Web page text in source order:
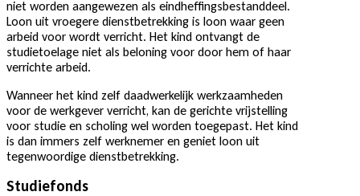
niet worden aangewezen als eindheffingsbestanddeel.
Loon uit vroegere dienstbetrekking is loon waar geen
arbeid voor wordt verricht. Het kind ontvangt de
studietoelage niet als beloning voor door hem of haar
verrichte arbeid.
Wanneer het kind zelf daadwerkelijk werkzaamheden
voor de werkgever verricht, kan de gerichte vrijstelling
voor studie en scholing wel worden toegepast. Het kind
is dan immers zelf werknemer en geniet loon uit
tegenwoordige dienstbetrekking.
Studiefonds